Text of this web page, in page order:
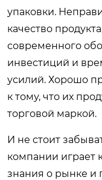
упаковки.
качество
современного
инвестиций и
усилий. Хорошо
к тому, что их
торговой маркой.
И не стоит
компании
знания о рынке и